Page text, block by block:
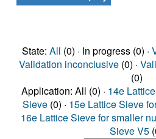
State: All (0) · In progress (0) ·
Validation inconclusive(0) ·
(0)
Application: All (0) · 14e
Sieve (0) · 15e Lattice Sieve
16e Lattice Sieve for smaller
Sieve V5